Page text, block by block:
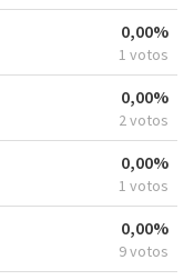
0,00%
1 votos
0,00%
2 votos
0,00%
1 votos
0,00%
9 votos